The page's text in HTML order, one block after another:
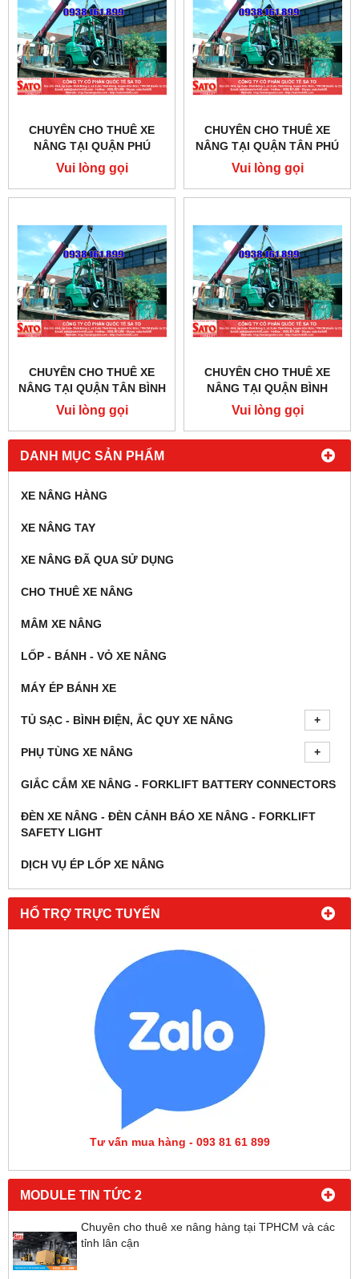
DANH MỤC SẢN PHẨM
XE NÂNG HÀNG
XE NÂNG TAY
XE NÂNG ĐÃ QUA SỬ DỤNG
CHO THUÊ XE NÂNG
MÂM XE NÂNG
LỐP - BÁNH - VỎ XE NÂNG
MÁY ÉP BÁNH XE
TỦ SẠC - BÌNH ĐIỆN, ẮC QUY XE NÂNG
PHỤ TÙNG XE NÂNG
GIẮC CẮM XE NÂNG - FORKLIFT BATTERY CONNECTORS
ĐÈN XE NÂNG - ĐÈN CẢNH BÁO XE NÂNG - FORKLIFT
SAFETY LIGHT
DỊCH VỤ ÉP LỐP XE NÂNG
HỔ TRỢ TRỰC TUYẾN
Tư vấn mua hàng - 093 81 61 899
MODULE TIN TỨC 2
Chuyên cho thuê xe nâng hàng tại TPHCM và các
tỉnh lân cận
CHUYÊN CHO THUÊ XE
NÂNG TẠI QUẬN PHÚ
NHUẬN - TPHCM
Vui lòng gọi
CHUYÊN CHO THUÊ XE
NÂNG TẠI QUẬN TÂN PHÚ
- TPHCM
Vui lòng gọi
CHUYÊN CHO THUÊ XE
NÂNG TẠI QUẬN TÂN BÌNH
- TPHCM
Vui lòng gọi
CHUYÊN CHO THUÊ XE
NÂNG TẠI QUẬN BÌNH
THẠNH - TPHCM
Vui lòng gọi